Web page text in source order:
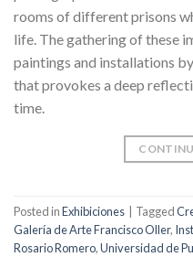
rooms of different prisons
life. The gathering of these
paintings and installations
that provokes a deep
time.
Posted inExhibiciones Tagged
Galería de Arte Francisco Oller,
Rosario Romero,Universidad de